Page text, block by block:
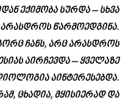
ექიმობა სურდა – სხვა
წარმოედგინა.
ჩანს, არც არასდროს
აირჩევდა – ყველაზე
აინტერესებდა.
ცხადია, მყისიერად და